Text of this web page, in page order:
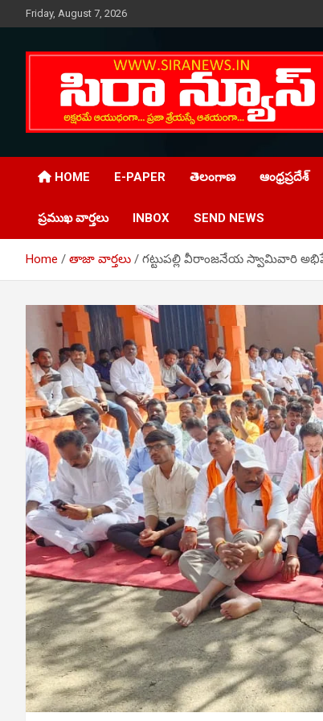
to
Friday, August 7, 2026
SIRA NEWS
HOME E-PAPER తెలంగాణ ఆంధ్రప్రదేశ్
ప్రముఖ వార్తలు INBOX SEND NEWS
Home తాజా వార్తలు గట్టుపల్లి వీరాంజనేయ స్వామివారి